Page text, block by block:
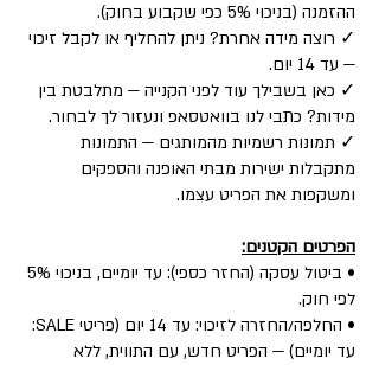
ההזמנה (בניכוי 5% כפי שקבוע בחוק).
✓ רוצה מידה אחרת? ניתן להחליף או לקבל זיכוי
— עד 14 יום.
✓ כאן בשבילך עוד לפני הקנייה — מתלבטת בין
מידות? כתבי לנו בוואטסאפ ונעזור לך לבחור.
✓ תמונות רשמיות מהמותגים — התמונות
מתקבלות ישירות מבתי האופנה והספקים
ומשקפות את הפריט עצמו.
הפרטים הקטנים:
• ביטול עסקה (החזר כספי): עד יומיים, בניכוי 5%
לפי חוק.
• החלפה/החזרה לזיכוי: עד 14 יום (פריטי SALE:
עד יומיים) — הפריט חדש, עם התווית, ללא